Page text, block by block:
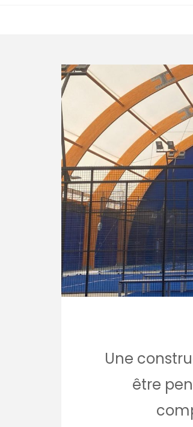
Une
être